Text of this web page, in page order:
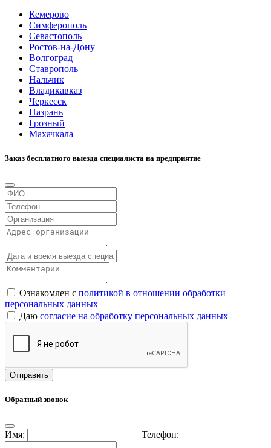
Кемерово
Симферополь
Севастополь
Ростов-на-Дону
Волгоград
Ставрополь
Нальчик
Владикавказ
Черкесск
Назрань
Грозный
Махачкала
Заказ бесплатного выезда специалиста на предприятие
Ознакомлен с политикой в отношении обработки
персональных данных
Даю согласие на обработку персональных данных
Обратный звонок
Имя: Телефон: